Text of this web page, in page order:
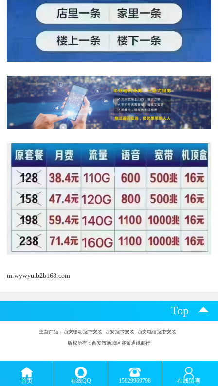
m.wywyu.b2b168.com
Top
主营产品： 西安移动宽带安装 西安宽带安装 西安电信宽带安装
版权所有：西安市新城区赛派通讯商行
首页 在线QQ 15929969798 在线留言